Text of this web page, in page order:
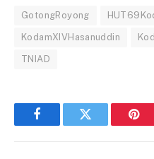
GotongRoyong
KodamXIVHasanuddin
TNIAD
FacebookTwitter